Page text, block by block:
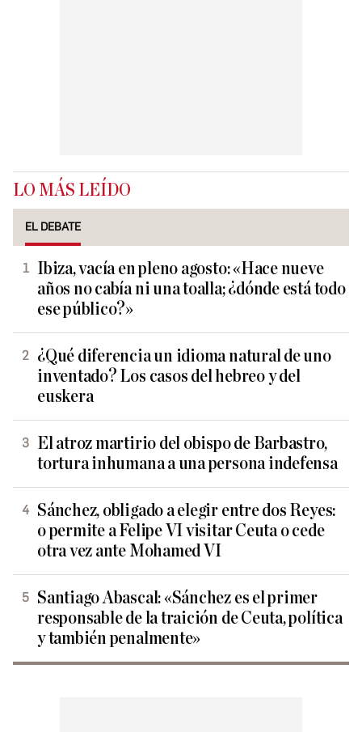
LO MÁS LEÍDO
EL DEBATE
Ibiza, vacía en pleno agosto: «Hace nueve
años no cabía ni una toalla; ¿dónde está todo
ese público?»
¿Qué diferencia un idioma natural de uno
inventado? Los casos del hebreo y del
euskera
El atroz martirio del obispo de Barbastro,
tortura inhumana a una persona indefensa
Sánchez, obligado a elegir entre dos Reyes:
o permite a Felipe VI visitar Ceuta o cede
otra vez ante Mohamed VI
Santiago Abascal: «Sánchez es el primer
responsable de la traición de Ceuta, política
y también penalmente»